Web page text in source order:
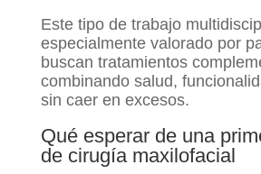
Este tipo de trabajo
especialmente valorado por
buscan tratamientos
combinando salud,
sin caer en excesos.
Qué esperar de una
de cirugía maxilofacial